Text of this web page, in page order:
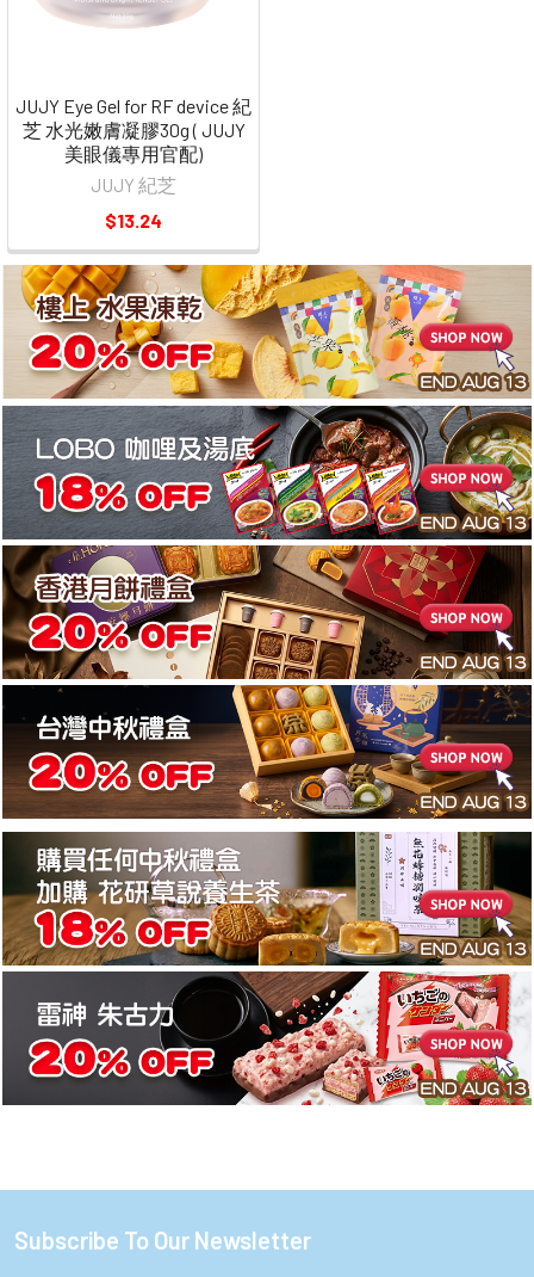
JUJY Eye Gel for RF device 紀
芝 水光嫩膚凝膠30g ( JUJY
美眼儀專用官配)
JUJY 紀芝
$13.24
Footer
Subscribe To Our Newsletter